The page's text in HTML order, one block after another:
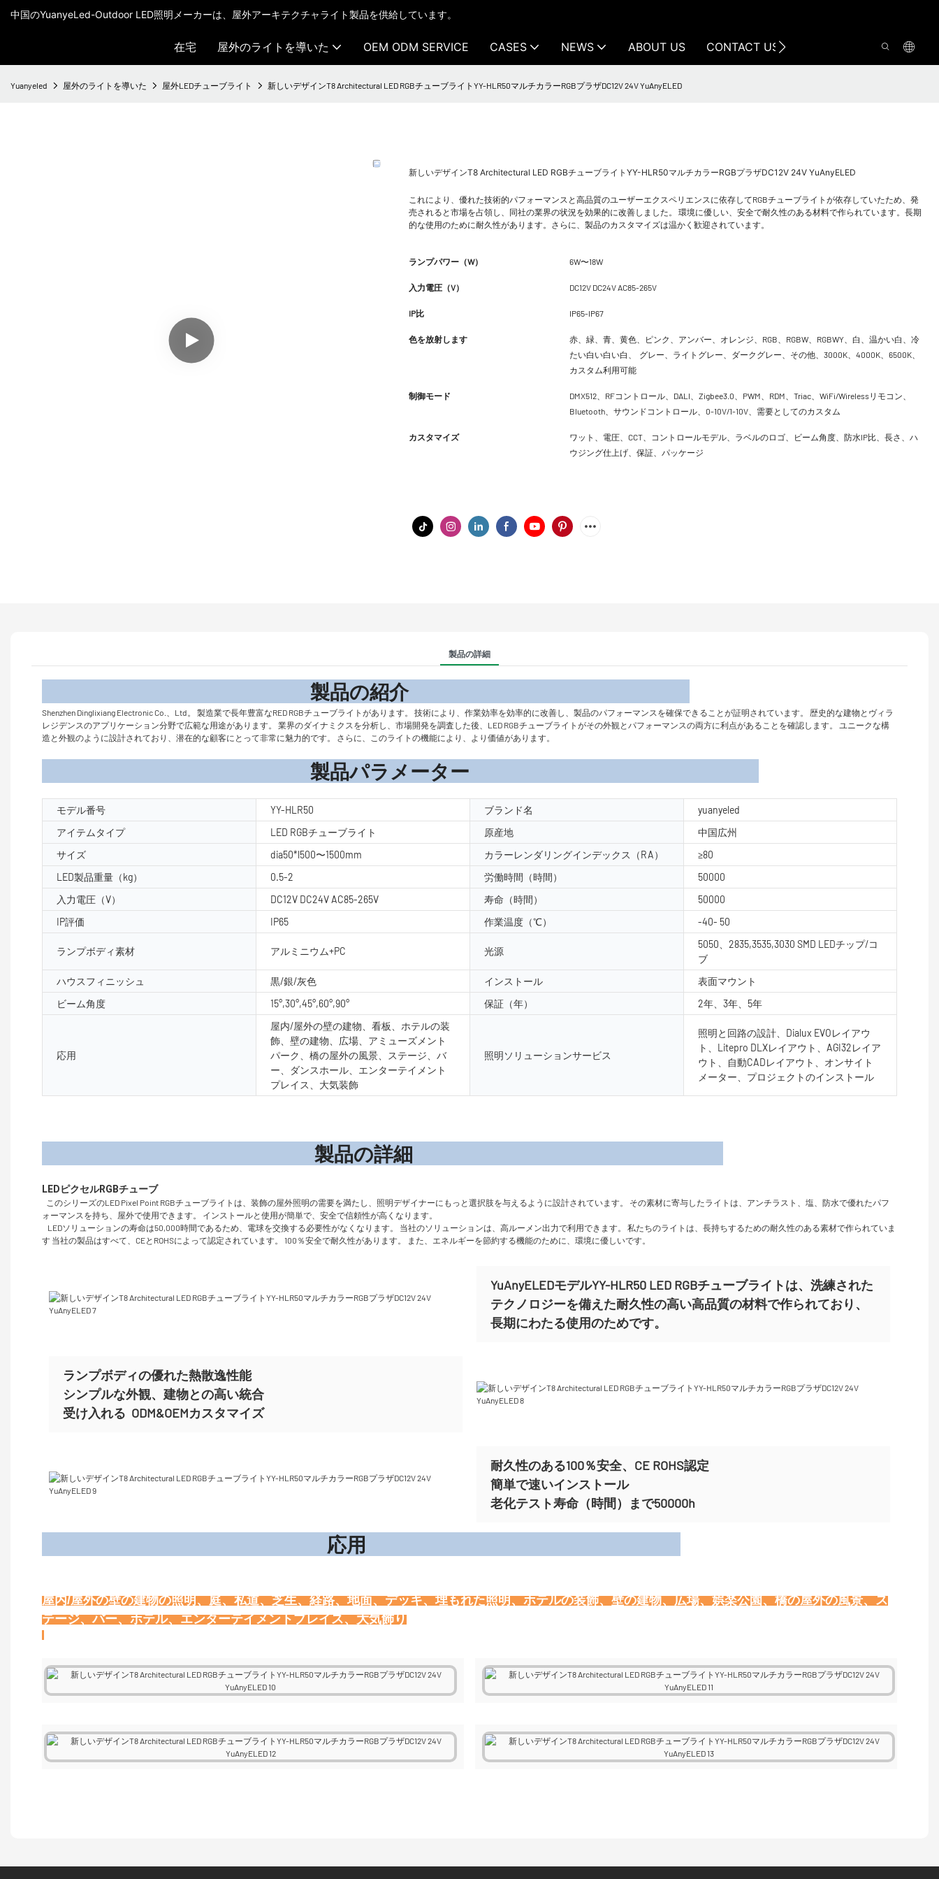
中国のYuanyeLed-Outdoor LED照明メーカーは、屋外アーキテクチャライト製品を供給しています。
在宅 屋外のライトを導いた OEM ODM SERVICE CASES NEWS ABOUT US CONTACT US
Yuanyeled 屋外のライトを導いた 屋外LEDチューブライト 新しいデザインT8 Architectural LED RGBチューブライトYY-HLR50マルチカラーRGBプラザDC12V 24V YuAnyELED
新しいデザインT8 Architectural LED RGBチューブライトYY-HLR50マルチカラーRGBプラザDC12V 24V YuAnyELED
これにより、優れた技術的パフォーマンスと高品質のユーザーエクスペリエンスに依存してRGBチューブライトが依存していたため、発
売されると市場を占領し、同社の業界の状況を効果的に改善しました。 環境に優しい、安全で耐久性のある材料で作られています。長期
的な使用のために耐久性があります。さらに、製品のカスタマイズは温かく歓迎されています。
ランプパワー（W） 6W〜18W
入力電圧（V） DC12V DC24V AC85-265V
IP比 IP65-IP67
色を放射します
赤、緑、青、黄色、ピンク、アンバー、オレンジ、RGB、RGBW、RGBWY、白、温かい白、冷
たい白い白い白、 グレー、ライトグレー、ダークグレー、その他、3000K、4000K、6500K、
カスタム利用可能
制御モード
DMX512、RFコントロール、DALI、Zigbee3.0、PWM、RDM、Triac、WiFi/Wirelessリモコン、
Bluetooth、サウンドコントロール、0-10V/1-10V、需要としてのカスタム
カスタマイズ
ワット、電圧、CCT、コントロールモデル、ラベルのロゴ、ビーム角度、防水IP比、長さ、ハ
ウジング仕上げ、保証、パッケージ
製品の詳細
製品の紹介
Shenzhen Dinglixiang Electronic Co.、Ltd。 製造業で長年豊富なRED RGBチューブライトがあります。 技術により、作業効率を効率的に改善し、製品のパフォーマンスを確保できることが証明されています。 歴史的な建物とヴィラ
レジデンスのアプリケーション分野で広範な用途があります。 業界のダイナミクスを分析し、市場開発を調査した後、LED RGBチューブライトがその外観とパフォーマンスの両方に利点があることを確認します。 ユニークな構
造と外観のように設計されており、潜在的な顧客にとって非常に魅力的です。 さらに、このライトの機能により、より価値があります。
製品パラメーター
モデル番号 YY-HLR50 ブランド名
yuanyeled
アイテムタイプ
LED RGBチューブライト 原産地
中国広州
サイズ
dia50*l500〜1500mm カラーレンダリングインデックス（RA）
≥80
LED製品重量（kg）
0.5-2 労働時間（時間）
50000
入力電圧（V）
DC12V DC24V AC85-265V 寿命（時間）
50000
IP評価
IP65 作業温度（℃） -40- 50
ランプボディ素材 アルミニウム+PC 光源
5050、2835,3535,3030 SMD LEDチップ/コ
ブ
ハウスフィニッシュ
黒/銀/灰色 インストール
表面マウント
ビーム角度
15°,30°,45°,60°,90° 保証（年） 2年、3年、5年
応用
屋内/屋外の壁の建物、看板、ホテルの装
飾、壁の建物、広場、アミューズメント
パーク、橋の屋外の風景、ステージ、バ
ー、ダンスホール、エンターテイメント
プレイス、大気装飾
照明ソリューションサービス
照明と回路の設計、Dialux EVOレイアウ
ト、Litepro DLXレイアウト、AGI32レイア
ウト、自動CADレイアウト、オンサイト
メーター、プロジェクトのインストール
製品の詳細
このシリーズのLED Pixel Point RGBチューブライトは、装飾の屋外照明の需要を満たし、照明デザイナーにもっと選択肢を与えるように設計されています。 その素材に寄与したライトは、アンチラスト、塩、防水で優れたパフ
ォーマンスを持ち、屋外で使用できます。 インストールと使用が簡単で、安全で信頼性が高くなります。
LEDソリューションの寿命は50,000時間であるため、電球を交換する必要性がなくなります。 当社のソリューションは、高ルーメン出力で利用できます。 私たちのライトは、長持ちするための耐久性のある素材で作られていま
す 当社の製品はすべて、CEとROHSによって認定されています。 100％安全で耐久性があります。 また、エネルギーを節約する機能のために、環境に優しいです。
YuAnyELEDモデルYY-HLR50 LED RGBチューブライトは、洗練された
テクノロジーを備えた耐久性の高い高品質の材料で作られており、
長期にわたる使用のためです。
ランプボディの優れた熱散逸性能
シンプルな外観、建物との高い統合
受け入れる ODM&OEMカスタマイズ
耐久性のある100％安全、CE ROHS認定
簡単で速いインストール
老化テスト寿命（時間）まで50000h
応用
屋内/屋外の壁の建物の照明、庭、私道、芝生、経路、地面、デッキ、埋もれた照明、ホテルの装飾、壁の建物、広場、娯楽公園、橋の屋外の風景、ス